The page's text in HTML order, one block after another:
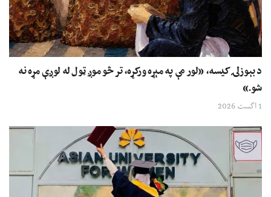
د بېوزلۍ کیسه، «لور مې په مېړه ورکړه، تر څو موږ ټول له لوږې مړه نه
شو.»
1 اگست 2026